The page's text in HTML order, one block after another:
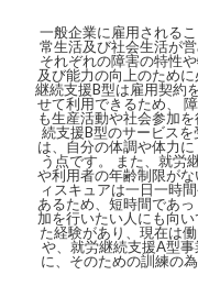
一般企業に雇用される
常生活及び社会生活が
それぞれの障害の特性
及び能力の向上のため
継続支援B型は雇用契約
せて利用できるため、
も生産活動や社会参加
続支援B型のサービス
は、自分の体調や体力
う点です。 また、就労
や利用者の年齢制限が
ィスキュアは一日一時
あるため、短時間であ
加を行いたい人にも向
た経験があり、現在は
や、就労継続支援A型
に、そのための訓練の